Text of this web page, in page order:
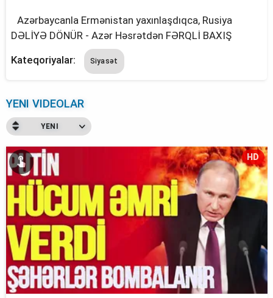
Azərbaycanla Ermənistan yaxınlaşdıqca, Rusiya
DƏLİYƏ DÖNÜR - Azər Həsrətdən FƏRQLİ BAXIŞ
Kateqoriyalar: Siyasət
YENI VIDEOLAR
YENI
HD